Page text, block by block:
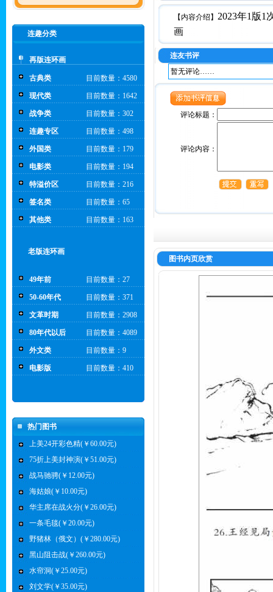
连趣分类
再版连环画
古典类 目前数量：4580
现代类 目前数量：1642
战争类 目前数量：302
连趣专区 目前数量：498
外国类 目前数量：179
电影类 目前数量：194
特溢价区 目前数量：216
签名类 目前数量：65
其他类 目前数量：163
老版连环画
49年前 目前数量：27
50-60年代 目前数量：371
文革时期 目前数量：2908
80年代以后 目前数量：4089
外文类 目前数量：9
电影版 目前数量：410
热门图书
上美24开彩色精(￥60.00元)
75折上美封神演(￥51.00元)
战马驰骋(￥12.00元)
海姑娘(￥10.00元)
华主席在战火分(￥26.00元)
一条毛毯(￥20.00元)
野猪林（俄文）(￥280.00元)
黑山阻击战(￥260.00元)
水帘洞(￥25.00元)
刘文学(￥35.00元)
【内容介绍】
2023年1版1
画
连友书评
暂无评论……
评论标题：
评论内容：
图书内页欣赏